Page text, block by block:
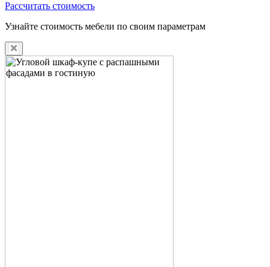
Рассчитать стоимость
Узнайте стоимость мебели по своим параметрам